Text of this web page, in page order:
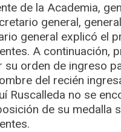
de la Academia,
general,
general explicó el
A continuación,
orden de ingreso
del recién
Ruscalleda no se
de su medalla